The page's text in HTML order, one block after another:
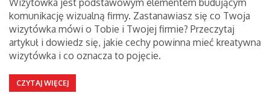
Wizytówka jest podstawowym elementem budującym
komunikację wizualną firmy. Zastanawiasz się co Twoja
wizytówka mówi o Tobie i Twojej firmie? Przeczytaj
artykuł i dowiedz się, jakie cechy powinna mieć kreatywna
wizytówka i co oznacza to pojęcie.
CZYTAJ WIĘCEJ